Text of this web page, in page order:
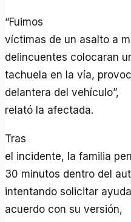
“Fuimos
víctimas de un asalto a
delincuentes colocaran
tachuela en la vía,
delantera del vehículo”,
relató la afectada.
Tras
el incidente, la familia
30 minutos dentro del
intentando solicitar
acuerdo con su versión,